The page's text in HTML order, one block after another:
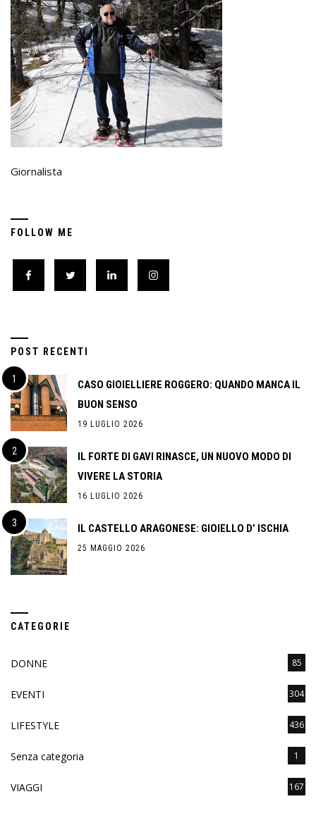
Giornalista
FOLLOW ME
POST RECENTI
CASO GIOIELLIERE ROGGERO: QUANDO MANCA IL
BUON SENSO
19 LUGLIO 2026
IL FORTE DI GAVI RINASCE, UN NUOVO MODO DI
VIVERE LA STORIA
16 LUGLIO 2026
IL CASTELLO ARAGONESE: GIOIELLO D’ ISCHIA
25 MAGGIO 2026
CATEGORIE
DONNE 85
EVENTI 304
LIFESTYLE 436
Senza categoria 1
VIAGGI 167